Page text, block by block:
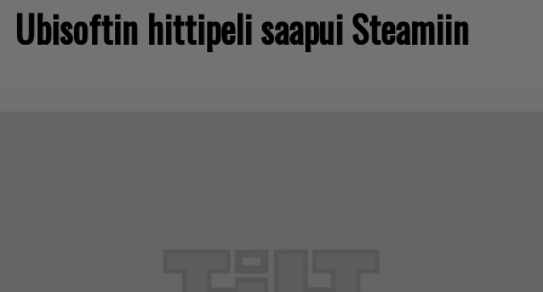
Ubisoftin hittipeli saapui Steamiin